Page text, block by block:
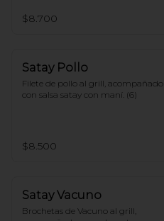
$8.700
Satay Pollo
Filete de pollo al grill, acompañado
con salsa satay con maní. (6)
$8.500
Satay Vacuno
Brochetas de Vacuno al grill,